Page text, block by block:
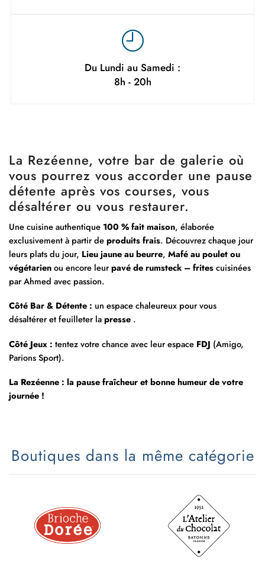
Du Lundi au Samedi :
8h - 20h
La Rezéenne, votre bar de galerie où
vous pourrez vous accorder une pause
détente après vos courses, vous
désaltérer ou vous restaurer.
Une cuisine authentique 100 % fait maison, élaborée
exclusivement à partir deproduits frais. Découvrez chaque jour
leurs plats du jour, Lieu jaune au beurre, Mafé au poulet ou
végétarienou encore leurpavé de rumsteck – fritescuisinées
par Ahmed avec passion.
Côté Bar & Détente : un espace chaleureux pour vous
désaltérer et feuilleter lapresse .
Côté Jeux : tentez votre chance avec leur espace FDJ (Amigo,
Parions Sport).
La Rezéenne : la pause fraîcheur et bonne humeur de votre
journée !
Boutiques dans la même catégorie